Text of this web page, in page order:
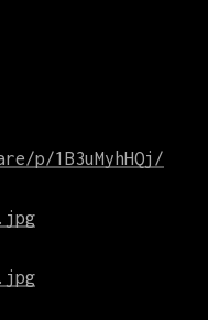
p/1B3uMyhHQj/